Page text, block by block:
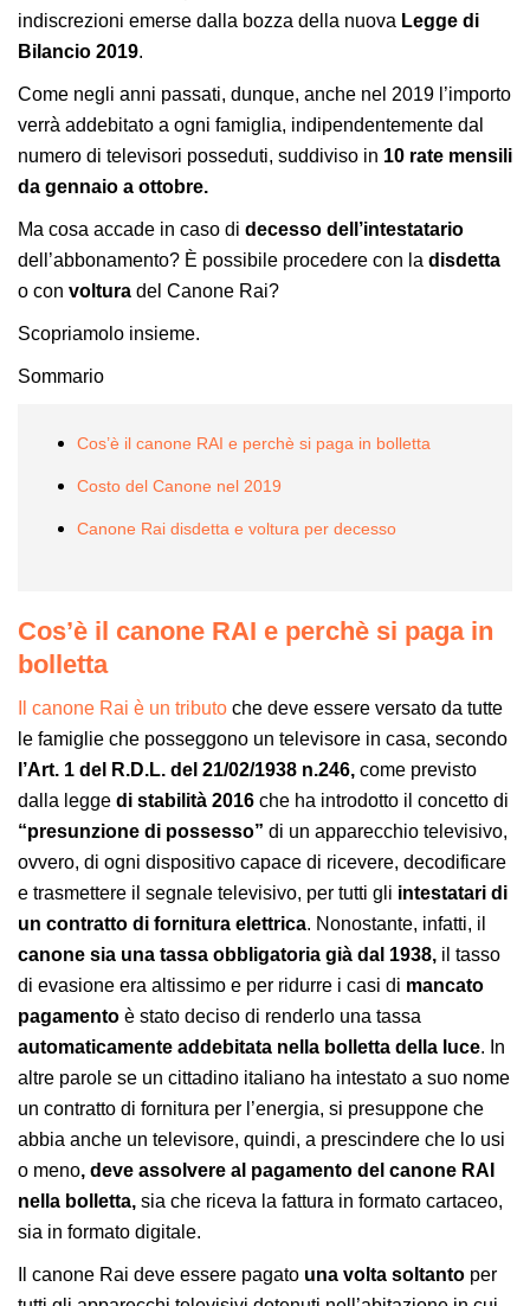
indiscrezioni emerse dalla bozza della nuova Legge di
Bilancio 2019.
Come negli anni passati, dunque, anche nel 2019 l’importo
verrà addebitato a ogni famiglia, indipendentemente dal
numero di televisori posseduti, suddiviso in 10 rate mensili
da gennaio a ottobre.
Ma cosa accade in caso di decesso dell’intestatario
dell’abbonamento? È possibile procedere con la disdetta
o con voltura del Canone Rai?
Scopriamolo insieme.
Sommario
Cos’è il canone RAI e perchè si paga in bolletta
Costo del Canone nel 2019
Canone Rai disdetta e voltura per decesso
Cos’è il canone RAI e perchè si paga in
bolletta
Il canone Rai è un tributo che deve essere versato da tutte
le famiglie che posseggono un televisore in casa, secondo
l’Art. 1 del R.D.L. del 21/02/1938 n.246, come previsto
dalla legge di stabilità 2016 che ha introdotto il concetto di
“presunzione di possesso” di un apparecchio televisivo,
ovvero, di ogni dispositivo capace di ricevere, decodificare
e trasmettere il segnale televisivo, per tutti gli intestatari di
un contratto di fornitura elettrica. Nonostante, infatti, il
canone sia una tassa obbligatoria già dal 1938, il tasso
di evasione era altissimo e per ridurre i casi di mancato
pagamento è stato deciso di renderlo una tassa
automaticamente addebitata nella bolletta della luce. In
altre parole se un cittadino italiano ha intestato a suo nome
un contratto di fornitura per l’energia, si presuppone che
abbia anche un televisore, quindi, a prescindere che lo usi
o meno, deve assolvere al pagamento del canone RAI
nella bolletta, sia che riceva la fattura in formato cartaceo,
sia in formato digitale.
Il canone Rai deve essere pagato una volta soltanto per